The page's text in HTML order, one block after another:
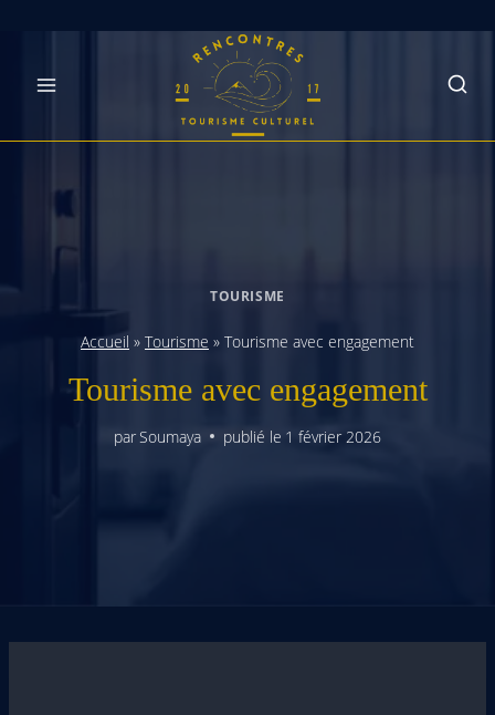
TOURISME
Accueil » Tourisme » Tourisme avec engagement
Tourisme avec engagement
parSoumaya publié le 1 février 2026